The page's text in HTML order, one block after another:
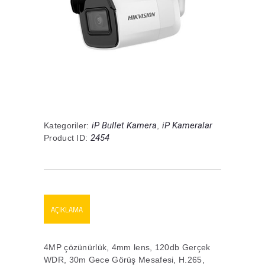
Kategoriler: iP Bullet Kamera iP Kameralar
Product ID: 2454
AÇIKLAMA
4MP çözünürlük, 4mm lens, 120db Gerçek
WDR, 30m Gece Görüş Mesafesi, H.265,